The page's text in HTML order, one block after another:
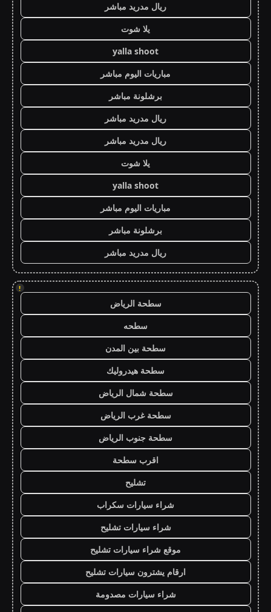
ريال مدريد مباشر
يلا شوت
yalla shoot
مباريات اليوم مباشر
برشلونة مباشر
ريال مدريد مباشر
ريال مدريد مباشر
يلا شوت
yalla shoot
مباريات اليوم مباشر
برشلونة مباشر
ريال مدريد مباشر
!
سطحة الرياض
سطحه
سطحة بين المدن
سطحة هيدروليك
سطحة شمال الرياض
سطحة غرب الرياض
سطحة جنوب الرياض
اقرب سطحة
تشليح
شراء سيارات سكراب
شراء سيارات تشليح
موقع شراء سيارات تشليح
ارقام يشترون سيارات تشليح
شراء سيارات مصدومة